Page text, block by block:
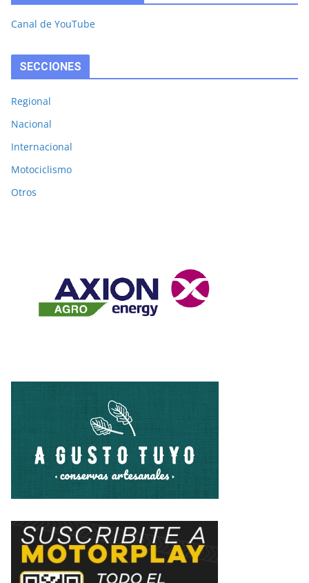
Canal de YouTube
SECCIONES
Regional
Nacional
Internacional
Motociclismo
Otros